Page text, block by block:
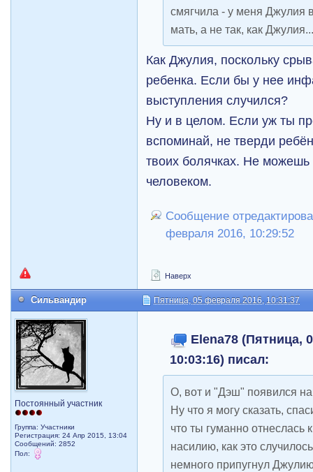
смягчила - у меня Джулия
мать, а не так, как
Как Джулия, поскольку
ребенка. Если бы у нее
выступления случился?
Ну и в целом. Если уж ты
вспоминай, не тверди
твоих болячках. Не можешь
человеком.
Сообщение
февраля 2016, 10:29:52
Наверх
Сильвандир Пятница, 05 февраля 2016, 10:31:37
Постоянный участник
Группа: Участники
Регистрация: 24 Апр 2015, 13:04
Сообщений: 2852
Пол:
Elena78 (Пятница,
10:03:16) писал:
О, вот и "Дэш" появился
Ну что я могу сказать,
что ты гуманно отнеслась
насилию, как это
немного припугнул